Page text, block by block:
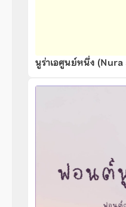
นูร่าเอศูนย์หนึ่ง (Nura